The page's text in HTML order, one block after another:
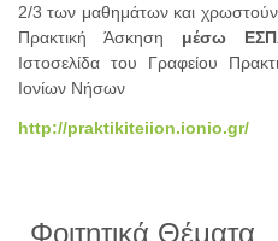
2/3 των μαθημάτων και χρωστούν
Πρακτική Άσκηση μέσω
Ιστοσελίδα του Γραφείου
Ιονίων Νήσων
http://praktikiteiion.ionio.gr/
Φοιτητικά Θέματα